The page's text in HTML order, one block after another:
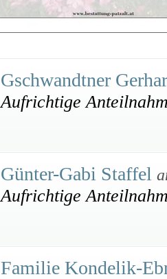
Gschwandtner
Aufrichtige
Günter-Gabi Staffel
Aufrichtige
Familie Kondelik-